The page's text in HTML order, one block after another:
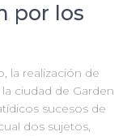
por los
la realización de
ciudad de Garden
sucesos de
dos sujetos,